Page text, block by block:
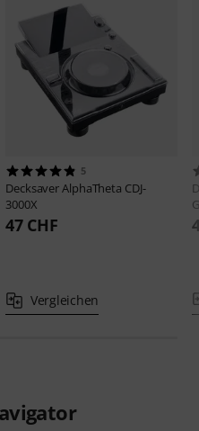
5
DecksaverAlphaTheta CDJ-
3000X
47 CHF
Vergleichen